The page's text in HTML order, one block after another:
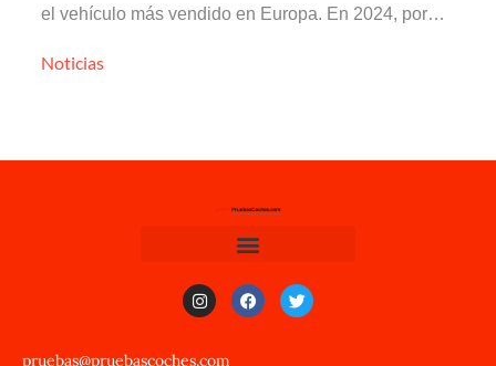
el vehículo más vendido en Europa. En 2024, por…
Noticias
pruebas@pruebascoches.com